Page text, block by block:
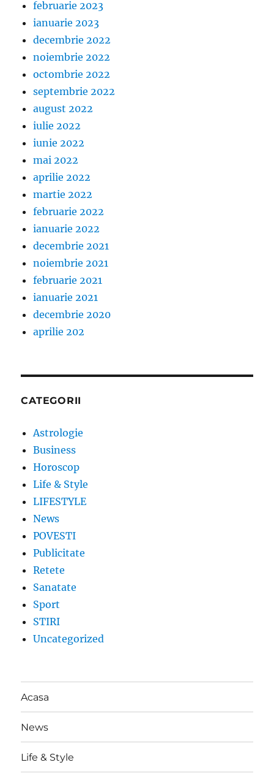
februarie 2023
ianuarie 2023
decembrie 2022
noiembrie 2022
octombrie 2022
septembrie 2022
august 2022
iulie 2022
iunie 2022
mai 2022
aprilie 2022
martie 2022
februarie 2022
ianuarie 2022
decembrie 2021
noiembrie 2021
februarie 2021
ianuarie 2021
decembrie 2020
aprilie 202
CATEGORII
Astrologie
Business
Horoscop
Life & Style
LIFESTYLE
News
POVESTI
Publicitate
Retete
Sanatate
Sport
STIRI
Uncategorized
Acasa
News
Life & Style